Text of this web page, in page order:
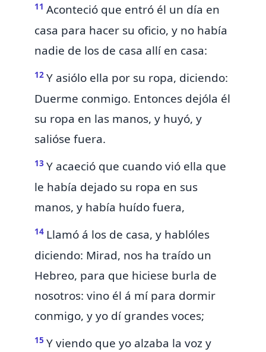
11 Aconteció que entró él un día en
casa para hacer su oficio, y no había
nadie de los de casa allí en casa:
12 Y asiólo ella por su ropa, diciendo:
Duerme conmigo. Entonces dejóla él
su ropa en las manos, y huyó, y
salióse fuera.
13 Y acaeció que cuando vió ella que
le había dejado su ropa en sus
manos, y había huído fuera,
14 Llamó á los de casa, y hablóles
diciendo: Mirad, nos ha traído un
Hebreo, para que hiciese burla de
nosotros: vino él á mí para dormir
conmigo, y yo dí grandes voces;
15 Y viendo que yo alzaba la voz y